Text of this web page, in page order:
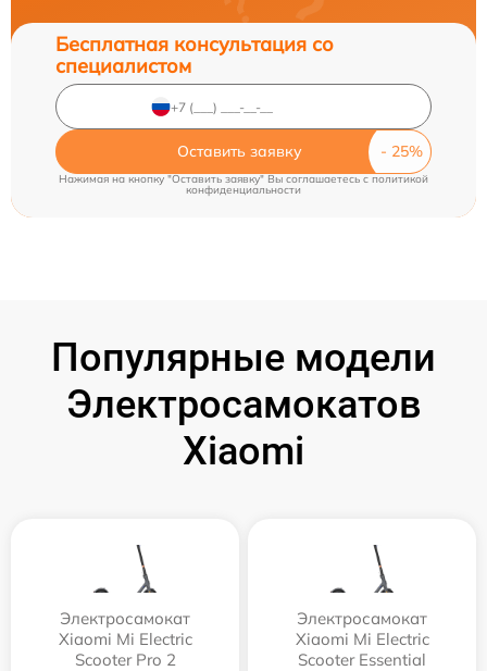
Бесплатная консультация со
специалистом
Оставить заявку
Нажимая на кнопку "Оставить заявку" Вы соглашаетесь cполитикой
конфиденциальности
Популярные модели
Электросамокатов
Xiaomi
Электросамокат
Xiaomi Mi Electric
Scooter Pro 2
Электросамокат
Xiaomi Mi Electric
Scooter Essential